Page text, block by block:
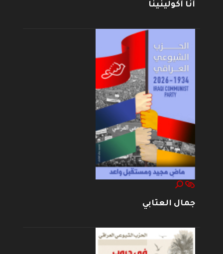
أنا أكولينينا
جمال العتابي